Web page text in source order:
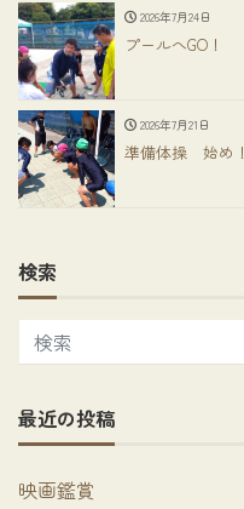
2026年7月24日
プールへGO！
2026年7月21日
準備体操 始め！
検索
最近の投稿
映画鑑賞